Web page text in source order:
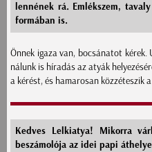
lennének rá. Emlékszem,
formában is.
Önnek igaza van, bocsánatot
nálunk is híradás az atyák
a kérést, és hamarosan közzéteszik
Kedves Lelkiatya! Mikorra
beszámolója az idei papi